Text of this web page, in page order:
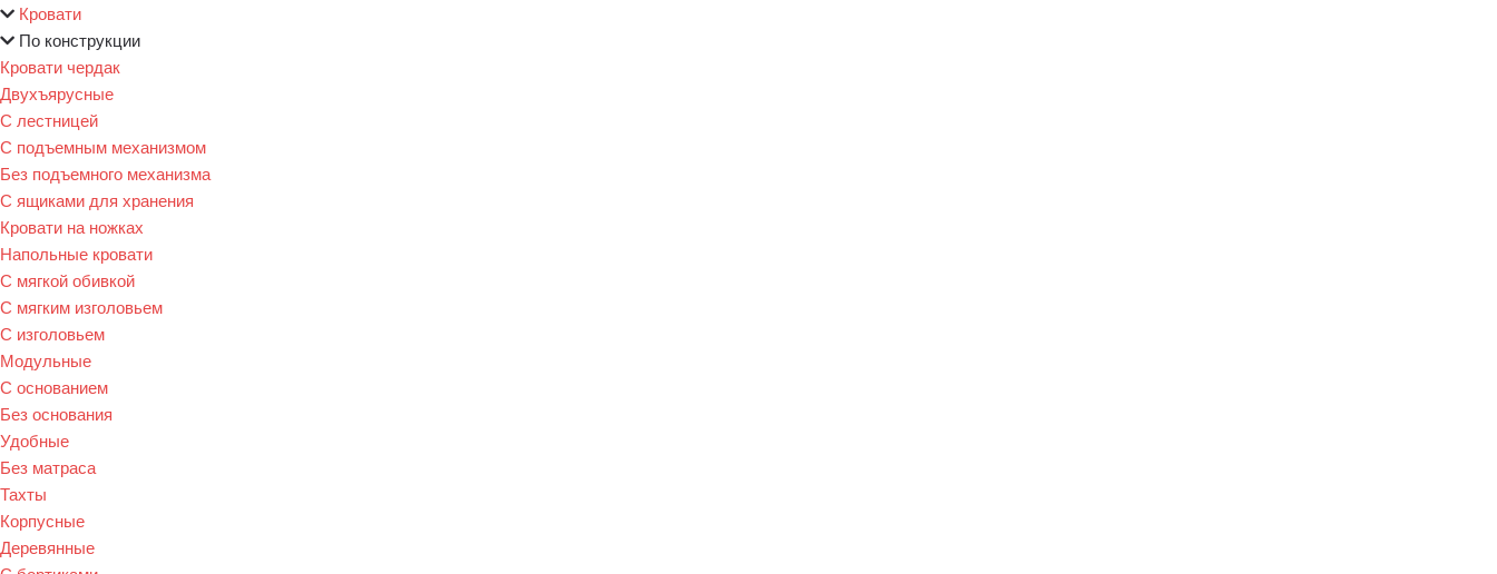
Кровати
По конструкции
Кровати чердак
Двухъярусные
С лестницей
С подъемным механизмом
Без подъемного механизма
С ящиками для хранения
Кровати на ножках
Напольные кровати
С мягкой обивкой
С мягким изголовьем
С изголовьем
Модульные
С основанием
Без основания
Удобные
Без матраса
Тахты
Корпусные
Деревянные